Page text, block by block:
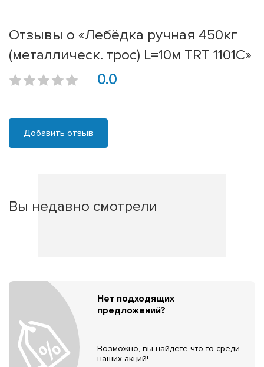
Отзывы о «Лебёдка ручная 450кг
(металлическ. трос) L=10м TRT 1101С»
0.0
Добавить отзыв
Вы недавно смотрели
Нет подходящих
предложений?
Возможно, вы найдёте что-то среди
наших акций!